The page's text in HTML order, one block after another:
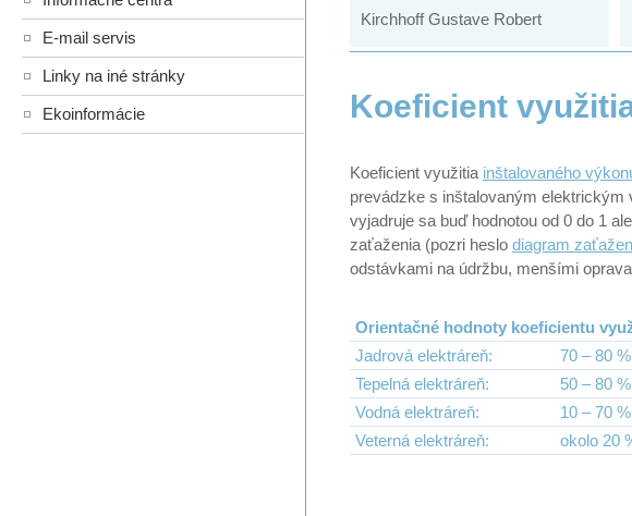
E-mail servis
Linky na iné stránky
Ekoinformácie
Kirchhoff Gustave Robert
Koeficient
Koeficient využitia inštalovaného
prevádzke s inštalovaným
vyjadruje sa buď hodnotou od 0 do 1
zaťaženia (pozri heslo diagram
odstávkami na údržbu, menšími
Orientačné hodnoty koeficientu
Jadrová elektráreň:
70 – 80
Tepelná elektráreň:
50 – 80 %
Vodná elektráreň:
10 – 70
Veterná elektráreň:
okolo 20